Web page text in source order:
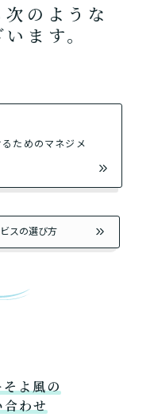
のような
ます。
ためのマネジメ
スの選び方
よ風の
合わせ